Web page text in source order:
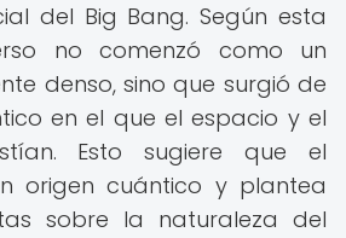
del Big Bang. Según esta
no comenzó como un
denso, sino que surgió de
en el que el espacio y el
Esto sugiere que el
origen cuántico y plantea
sobre la naturaleza del